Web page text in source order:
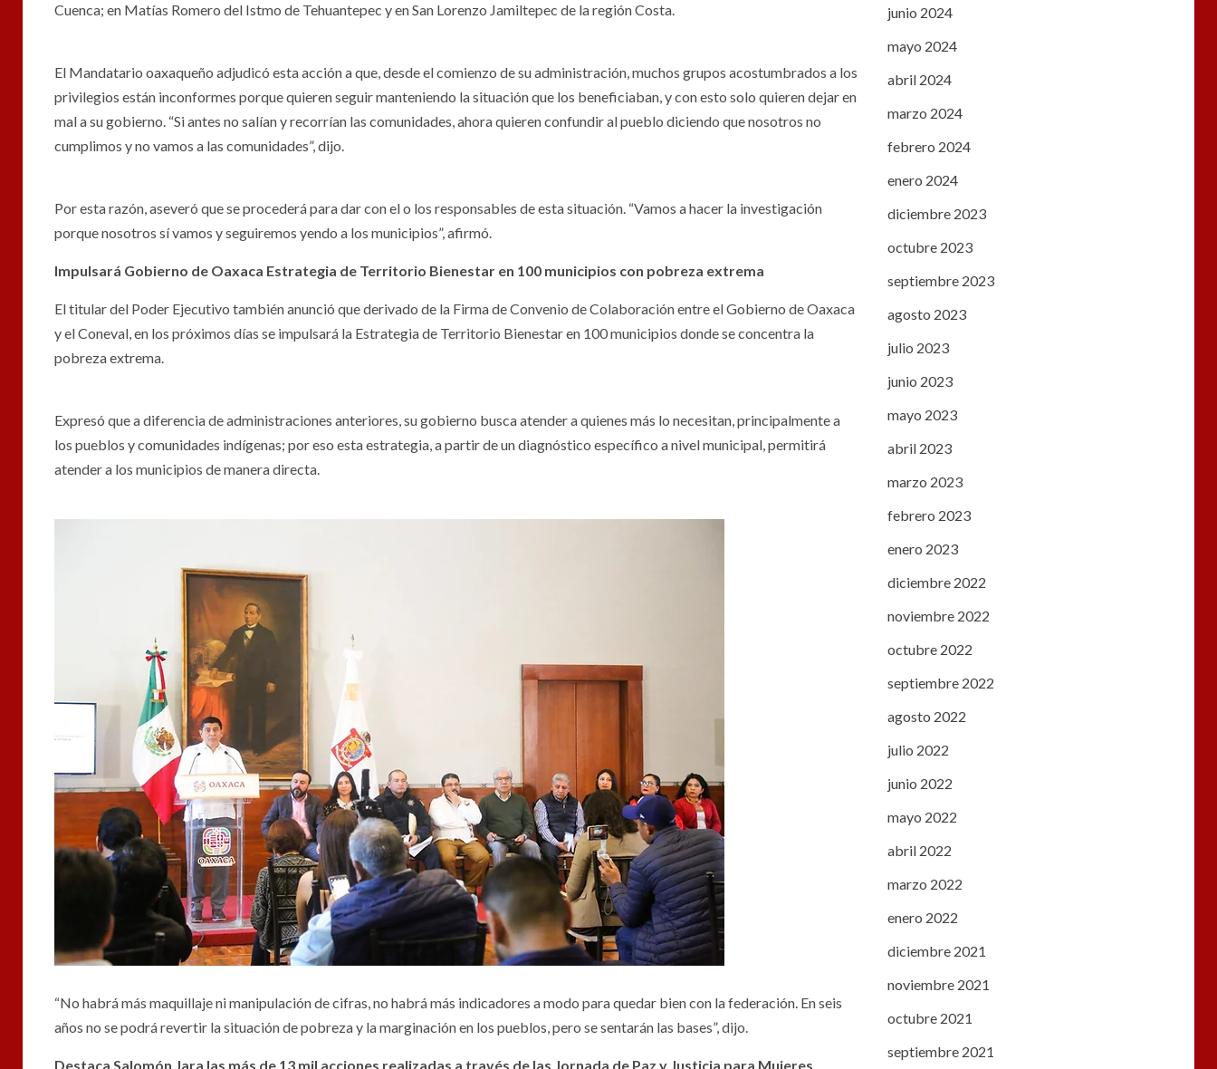
Cuenca; en Matías Romero del Istmo de Tehuantepec y en San Lorenzo Jamiltepec de la región Costa.
El Mandatario oaxaqueño adjudicó esta acción a que, desde el comienzo de su administración, muchos grupos acostumbrados a los
privilegios están inconformes porque quieren seguir manteniendo la situación que los beneficiaban, y con esto solo quieren dejar en
mal a su gobierno. “Si antes no salían y recorrían las comunidades, ahora quieren confundir al pueblo diciendo que nosotros no
cumplimos y no vamos a las comunidades”, dijo.
Por esta razón, aseveró que se procederá para dar con el o los responsables de esta situación. “Vamos a hacer la investigación
porque nosotros sí vamos y seguiremos yendo a los municipios”, afirmó.
Impulsará Gobierno de Oaxaca Estrategia de Territorio Bienestar en 100 municipios con pobreza extrema
El titular del Poder Ejecutivo también anunció que derivado de la Firma de Convenio de Colaboración entre el Gobierno de Oaxaca
y el Coneval, en los próximos días se impulsará la Estrategia de Territorio Bienestar en 100 municipios donde se concentra la
pobreza extrema.
Expresó que a diferencia de administraciones anteriores, su gobierno busca atender a quienes más lo necesitan, principalmente a
los pueblos y comunidades indígenas; por eso esta estrategia, a partir de un diagnóstico específico a nivel municipal, permitirá
atender a los municipios de manera directa.
“No habrá más maquillaje ni manipulación de cifras, no habrá más indicadores a modo para quedar bien con la federación. En seis
años no se podrá revertir la situación de pobreza y la marginación en los pueblos, pero se sentarán las bases”, dijo.
Destaca Salomón Jara las más de 13 mil acciones realizadas a través de las Jornada de Paz y Justicia para Mujeres
junio 2024
mayo 2024
abril 2024
marzo 2024
febrero 2024
enero 2024
diciembre 2023
octubre 2023
septiembre 2023
agosto 2023
julio 2023
junio 2023
mayo 2023
abril 2023
marzo 2023
febrero 2023
enero 2023
diciembre 2022
noviembre 2022
octubre 2022
septiembre 2022
agosto 2022
julio 2022
junio 2022
mayo 2022
abril 2022
marzo 2022
enero 2022
diciembre 2021
noviembre 2021
octubre 2021
septiembre 2021